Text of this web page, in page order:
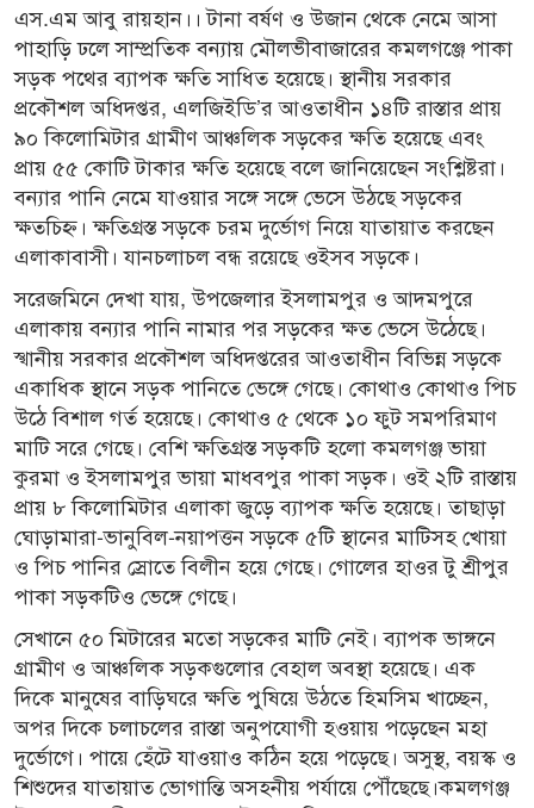
এস.এম আবু রায়হান।। টানা বর্ষণ ও উজান থেকে নেমে আসা
পাহাড়ি ঢলে সাম্প্রতিক বন্যায় মৌলভীবাজারের কমলগঞ্জে পাকা
সড়ক পথের ব্যাপক ক্ষতি সাধিত হয়েছে। স্থানীয় সরকার
প্রকৌশল অধিদপ্তর, এলজিইডি’র আওতাধীন ১৪টি রাস্তার প্রায়
৯০ কিলোমিটার গ্রামীণ আঞ্চলিক সড়কের ক্ষতি হয়েছে এবং
প্রায় ৫৫ কোটি টাকার ক্ষতি হয়েছে বলে জানিয়েছেন সংশ্লিষ্টরা।
বন্যার পানি নেমে যাওয়ার সঙ্গে সঙ্গে ভেসে উঠছে সড়কের
ক্ষতচিহ্ন। ক্ষতিগ্রস্ত সড়কে চরম দুর্ভোগ নিয়ে যাতায়াত করছেন
এলাকাবাসী। যানচলাচল বন্ধ রয়েছে ওইসব সড়কে।
সরেজমিনে দেখা যায়, উপজেলার ইসলামপুর ও আদমপুরে
এলাকায় বন্যার পানি নামার পর সড়কের ক্ষত ভেসে উঠেছে।
স্খানীয় সরকার প্রকৌশল অধিদপ্তরের আওতাধীন বিভিন্ন সড়কে
একাধিক স্থানে সড়ক পানিতে ভেঙ্গে গেছে। কোথাও কোথাও পিচ
উঠে বিশাল গর্ত হয়েছে। কোথাও ৫ থেকে ১০ ফুট সমপরিমাণ
মাটি সরে গেছে। বেশি ক্ষতিগ্রস্ত সড়কটি হলো কমলগঞ্জ ভায়া
কুরমা ও ইসলামপুর ভায়া মাধবপুর পাকা সড়ক। ওই ২টি রাস্তায়
প্রায় ৮ কিলোমিটার এলাকা জুড়ে ব্যাপক ক্ষতি হয়েছে। তাছাড়া
ঘোড়ামারা-ভানুবিল-নয়াপত্তন সড়কে ৫টি স্থানের মাটিসহ খোয়া
ও পিচ পানির স্রোতে বিলীন হয়ে গেছে। গোলের হাওর টু শ্রীপুর
পাকা সড়কটিও ভেঙ্গে গেছে।
সেখানে ৫০ মিটারের মতো সড়কের মাটি নেই। ব্যাপক ভাঙ্গনে
গ্রামীণ ও আঞ্চলিক সড়কগুলোর বেহাল অবস্থা হয়েছে। এক
দিকে মানুষের বাড়িঘরে ক্ষতি পুষিয়ে উঠতে হিমসিম খাচ্ছেন,
অপর দিকে চলাচলের রাস্তা অনুপযোগী হওয়ায় পড়েছেন মহা
দুর্ভোগে। পায়ে হেঁটে যাওয়াও কঠিন হয়ে পড়েছে। অসুস্থ, বয়স্ক ও
শিশুদের যাতায়াত ভোগান্তি অসহনীয় পর্যায়ে পৌঁছেছে।কমলগঞ্জ